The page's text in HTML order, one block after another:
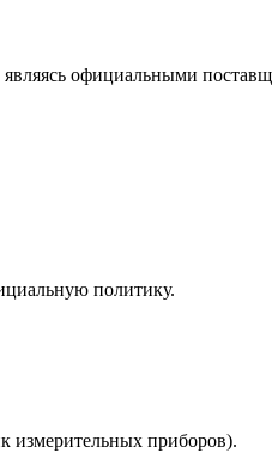
являясь официальными
политику.
измерительных приборов).